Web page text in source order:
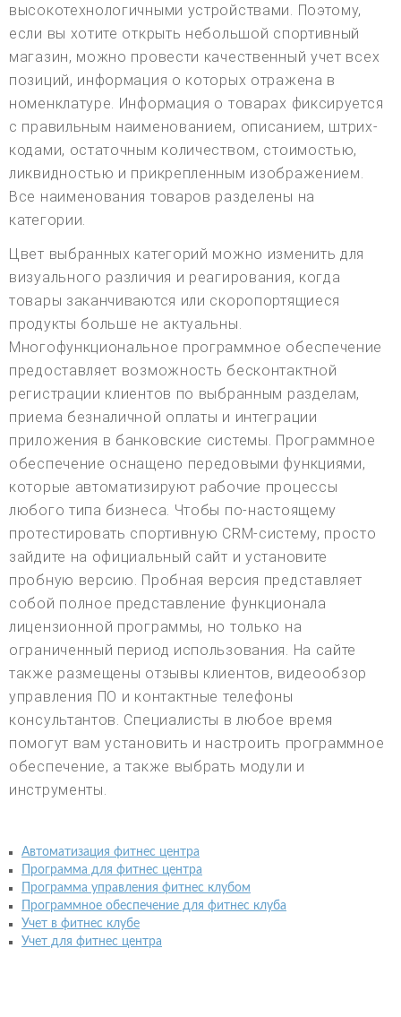
высокотехнологичными устройствами. Поэтому,
если вы хотите открыть небольшой спортивный
магазин, можно провести качественный учет всех
позиций, информация о которых отражена в
номенклатуре. Информация о товарах фиксируется
с правильным наименованием, описанием, штрих-
кодами, остаточным количеством, стоимостью,
ликвидностью и прикрепленным изображением.
Все наименования товаров разделены на
категории.
Цвет выбранных категорий можно изменить для
визуального различия и реагирования, когда
товары заканчиваются или скоропортящиеся
продукты больше не актуальны.
Многофункциональное программное обеспечение
предоставляет возможность бесконтактной
регистрации клиентов по выбранным разделам,
приема безналичной оплаты и интеграции
приложения в банковские системы. Программное
обеспечение оснащено передовыми функциями,
которые автоматизируют рабочие процессы
любого типа бизнеса. Чтобы по-настоящему
протестировать спортивную CRM-систему, просто
зайдите на официальный сайт и установите
пробную версию. Пробная версия представляет
собой полное представление функционала
лицензионной программы, но только на
ограниченный период использования. На сайте
также размещены отзывы клиентов, видеообзор
управления ПО и контактные телефоны
консультантов. Специалисты в любое время
помогут вам установить и настроить программное
обеспечение, а также выбрать модули и
инструменты.
Автоматизация фитнес центра
Программа для фитнес центра
Программа управления фитнес клубом
Программное обеспечение для фитнес клуба
Учет в фитнес клубе
Учет для фитнес центра